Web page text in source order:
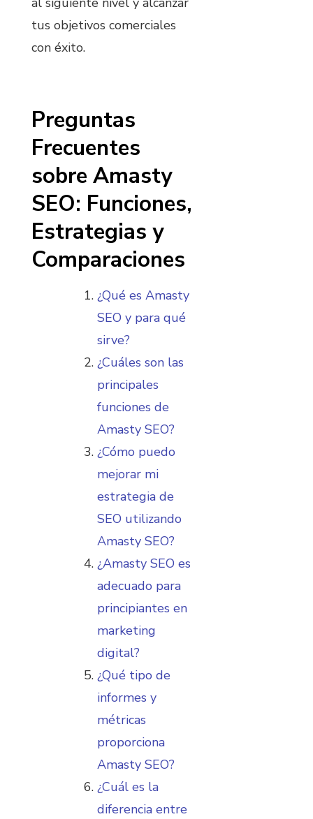
tus objetivos comerciales
con éxito.
Preguntas
Frecuentes
sobre Amasty
SEO: Funciones,
Estrategias y
Comparaciones
¿Qué es Amasty
SEO y para qué
sirve?
¿Cuáles son las
principales
funciones de
Amasty SEO?
¿Cómo puedo
mejorar mi
estrategia de
SEO utilizando
Amasty SEO?
¿Amasty SEO es
adecuado para
principiantes en
marketing
digital?
¿Qué tipo de
informes y
métricas
proporciona
Amasty SEO?
¿Cuál es la
diferencia entre